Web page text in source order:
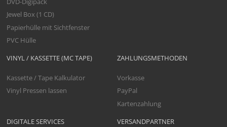
VINYL / KASSETTE (MC TAPE)
Kassette / Tape Kalkulator
Vinyl Pressen lassen
DIGITALE SERVICES
Jewel Box (1 CD)
Papierhülle mit Sichtfenster
PVC Hülle
ZAHLUNGSMETHODEN
Vorkasse
PayPal
Kartenzahlung
VERSANDPARTNER